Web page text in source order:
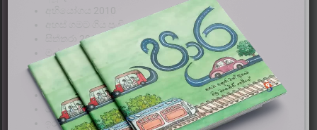
අහස් ගමට ගිය පුංචි
සිත්තරා 2011
මල් 2012
මුහුද සහ දෝණි 2013
සුරූ 2014
ගණන් කරමු 2014
බෝල 2015
ඉර එළිය 2015